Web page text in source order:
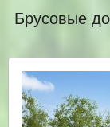
Брусовые